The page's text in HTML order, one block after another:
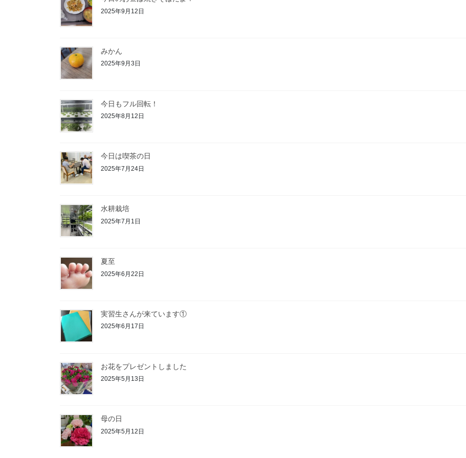
2025年9月12日
みかん
2025年9月3日
今日もフル回転！
2025年8月12日
今日は喫茶の日
2025年7月24日
水耕栽培
2025年7月1日
夏至
2025年6月22日
実習生さんが来ています①
2025年6月17日
お花をプレゼントしました
2025年5月13日
母の日
2025年5月12日